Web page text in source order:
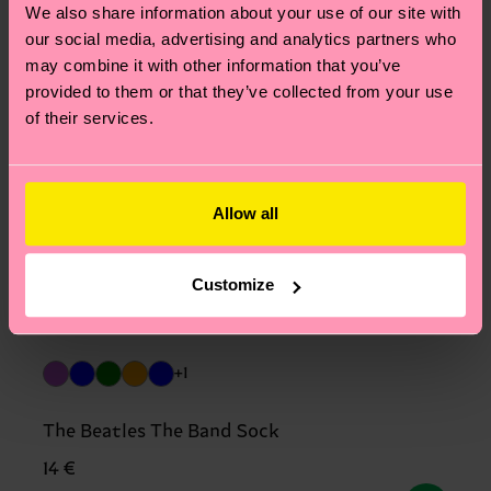
We also share information about your use of our site with
our social media, advertising and analytics partners who
may combine it with other information that you’ve
provided to them or that they’ve collected from your use
of their services.
Allow all
Customize
+1
The Beatles The Band Sock
14 €